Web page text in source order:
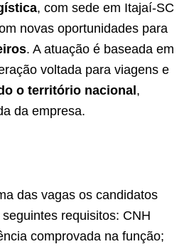
, com sede em Itajaí-SC
novas oportunidades para
. A atuação é baseada em
voltada para viagens e
o território nacional ,
da empresa.
das vagas os candidatos
requisitos: CNH
comprovada na função;